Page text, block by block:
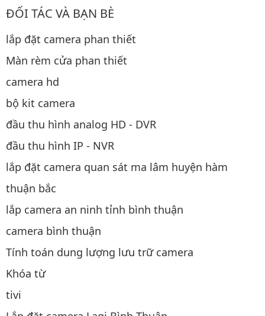
ĐỐI TÁC VÀ BẠN BÈ
lắp đặt camera phan thiết
Màn rèm cửa phan thiết
camera hd
bộ kit camera
đầu thu hình analog HD - DVR
đầu thu hình IP - NVR
lắp đặt camera quan sát ma lâm huyện hàm
thuận bắc
lắp camera an ninh tỉnh bình thuận
camera bình thuận
Tính toán dung lượng lưu trữ camera
Khóa từ
tivi